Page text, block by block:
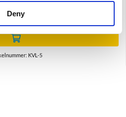
Deny
KVL-5